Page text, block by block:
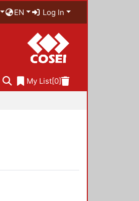
EN Log In
My List[0]